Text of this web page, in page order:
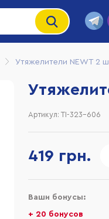
Утяжелители NEWT 2
419 грн.
Артикул: TI-323-606
Ваши бонусы:
+ 20 бонусов